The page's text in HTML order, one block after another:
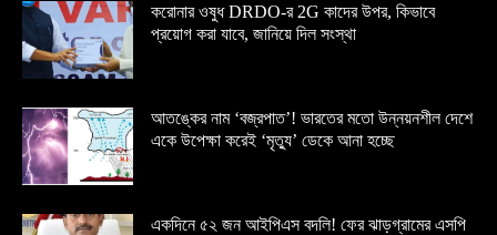
করোনার ওষুধ DRDO-র 2G কাদের উপর, কিভাবে
প্রয়োগ করা যাবে, জানিয়ে দিল সংস্থা
আতঙ্কের নাম ‘বজ্রপাত’! ভারতের মতো উন্নয়নশীল দেশে
একে উপেক্ষা করেই ‘মৃত্যু’ ডেকে আনা হচ্ছে
একদিনে ৫২ জন আইপিএস বদলি! ফের ঝাড়গ্রামের এসপি